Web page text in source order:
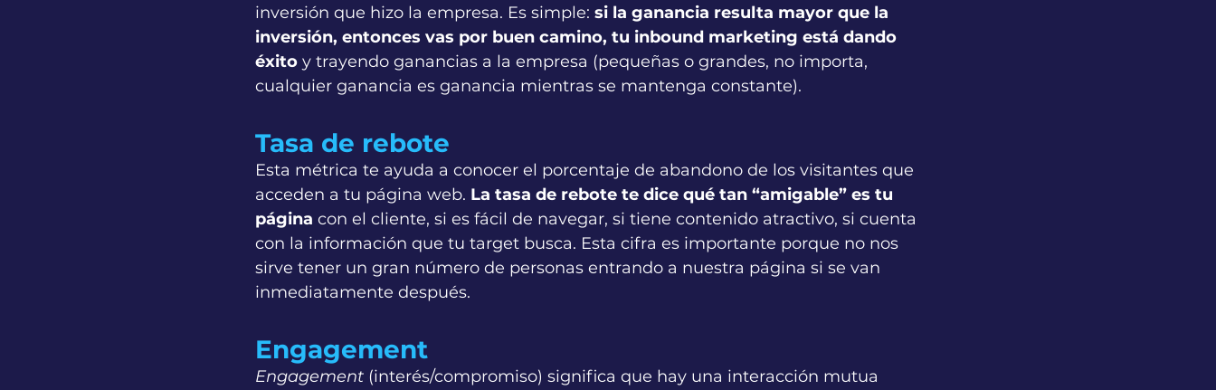
inversión que hizo la empresa. Es simple: si la ganancia resulta mayor que la
inversión, entonces vas por buen camino, tu inbound marketing está dando
éxito y trayendo ganancias a la empresa (pequeñas o grandes, no importa,
cualquier ganancia es ganancia mientras se mantenga constante).
Tasa de rebote
Esta métrica te ayuda a conocer el porcentaje de abandono de los visitantes que
acceden a tu página web. La tasa de rebote te dice qué tan “amigable” es tu
página con el cliente, si es fácil de navegar, si tiene contenido atractivo, si cuenta
con la información que tu target busca. Esta cifra es importante porque no nos
sirve tener un gran número de personas entrando a nuestra página si se van
inmediatamente después.
Engagement
Engagement (interés/compromiso) significa que hay una interacción mutua